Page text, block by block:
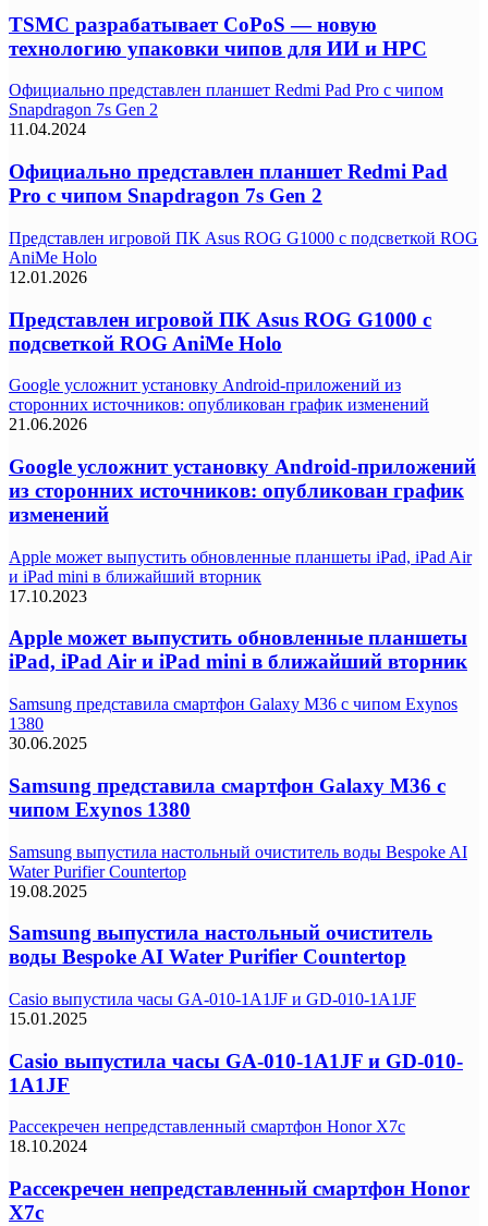
TSMC разрабатывает CoPoS — новую
технологию упаковки чипов для ИИ и HPC
Официально представлен планшет Redmi Pad Pro с чипом
Snapdragon 7s Gen 2
11.04.2024
Официально представлен планшет Redmi Pad
Pro с чипом Snapdragon 7s Gen 2
Представлен игровой ПК Asus ROG G1000 с подсветкой ROG
AniMe Holo
12.01.2026
Представлен игровой ПК Asus ROG G1000 с
подсветкой ROG AniMe Holo
Google усложнит установку Android-приложений из
сторонних источников: опубликован график изменений
21.06.2026
Google усложнит установку Android-приложений
из сторонних источников: опубликован график
изменений
Apple может выпустить обновленные планшеты iPad, iPad Air
и iPad mini в ближайший вторник
17.10.2023
Apple может выпустить обновленные планшеты
iPad, iPad Air и iPad mini в ближайший вторник
Samsung представила смартфон Galaxy M36 с чипом Exynos
1380
30.06.2025
Samsung представила смартфон Galaxy M36 с
чипом Exynos 1380
Samsung выпустила настольный очиститель воды Bespoke AI
Water Purifier Countertop
19.08.2025
Samsung выпустила настольный очиститель
воды Bespoke AI Water Purifier Countertop
Casio выпустила часы GA-010-1A1JF и GD-010-1A1JF
15.01.2025
Casio выпустила часы GA-010-1A1JF и GD-010-
1A1JF
Рассекречен непредставленный смартфон Honor X7c
18.10.2024
Рассекречен непредставленный смартфон Honor
X7c